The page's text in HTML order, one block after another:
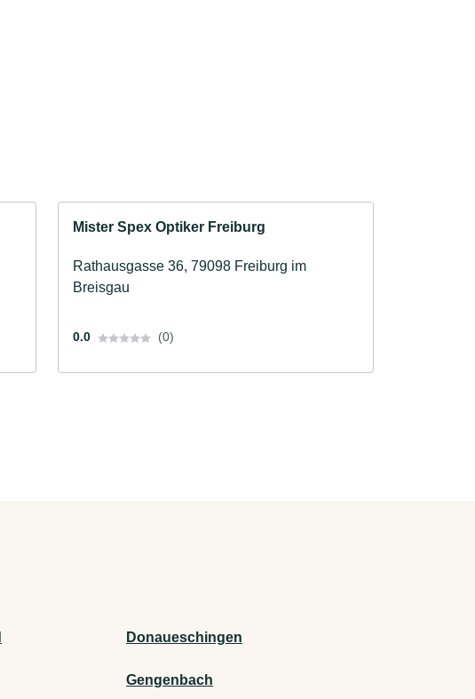
Mister Spex Optiker Freiburg
Rathausgasse 36, 79098 Freiburg im
Breisgau
0.0 (0)
Donaueschingen
Gengenbach